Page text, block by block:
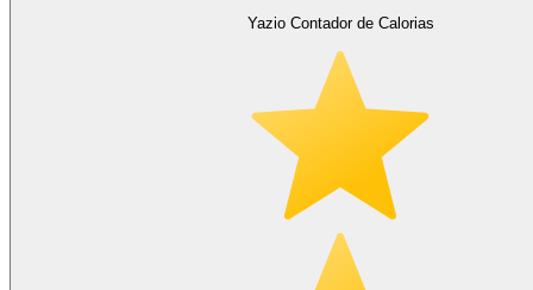
Yazio Contador de Calorias